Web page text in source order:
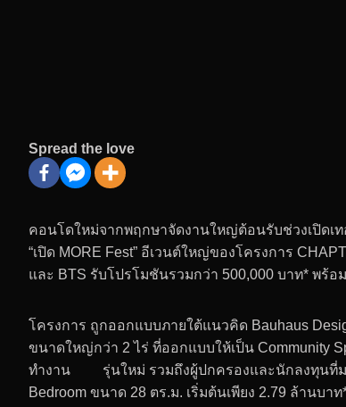
Spread the love
คอนโดใหม่จากพฤกษาจัดงานใหญ่ต้อนรับช่วงเปิด
“เปิด MORE Fest” อีเวนต์ใหญ่ของโครงการ
และ BTS รับโปรโมชันรวมกว่า 500,000 บาท* พร้
โครงการ ถูกออกแบบภายใต้แนวคิด Bauhaus
ขนาดใหญ่กว่า 2 ไร่ ที่ออกแบบให้เป็น Community
ทำงาน รุ่นใหม่ รวมถึงผู้ปกครองและนักลงทุนที่ม
Bedroom ขนาด 28 ตร.ม. เริ่มต้นเพียง 2.79 ล้านบาท